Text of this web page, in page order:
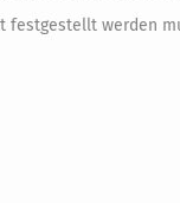
festgestellt werden